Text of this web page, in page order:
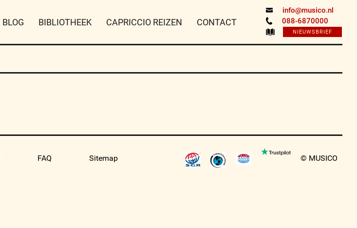
info@musico.nl
088-6870000
NIEUWSBRIEF
BLOG BIBLIOTHEEK CAPRICCIO REIZEN CONTACT
FAQ Sitemap © MUSICO